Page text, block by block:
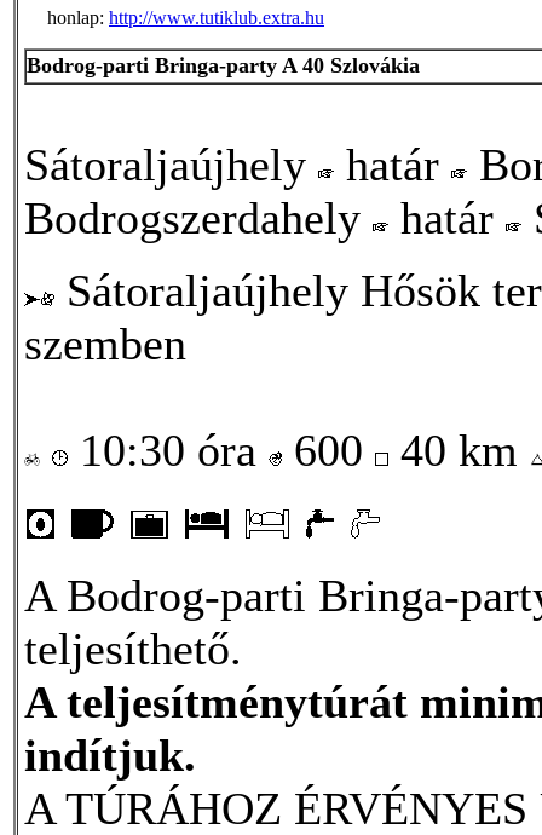
honlap: http://www.tutiklub.extra.hu
Bodrog-parti Bringa-party A 40 Szlovákia
Sátoraljaújhely határ
Bodrogszerdahely
határ
Sátoraljaújhely Hősök
szemben
10:30 óra 600 40 km
A Bodrog-parti Bringa-
teljesíthető.
A teljesítménytúrát
indítjuk.
A TÚRÁHOZ